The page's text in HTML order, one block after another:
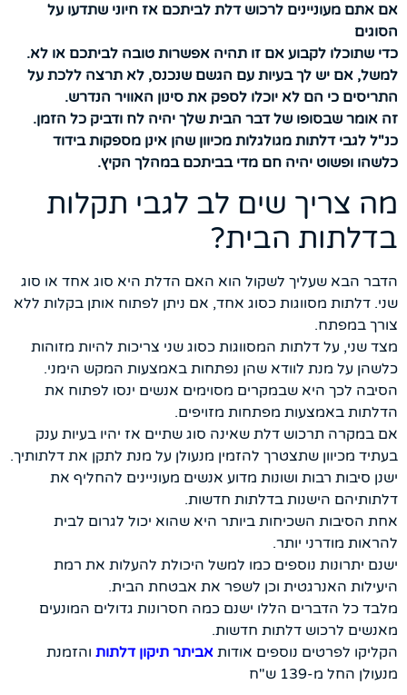
אם אתם מעוניינים לרכוש דלת לביתכם אז חיוני שתדעו על
הסוגים
כדי שתוכלו לקבוע אם זו תהיה אפשרות טובה לביתכם או לא.
למשל, אם יש לך בעיות עם הגשם שנכנס, לא תרצה ללכת על
התריסים כי הם לא יוכלו לספק את סינון האוויר הנדרש.
זה אומר שבסופו של דבר הבית שלך יהיה לח ודביק כל הזמן.
כנ"ל לגבי דלתות מגולגלות מכיוון שהן אינן מספקות בידוד
כלשהו ופשוט יהיה חם מדי בביתכם במהלך הקיץ.
מה צריך שים לב לגבי תקלות
בדלתות הבית?
הדבר הבא שעליך לשקול הוא האם הדלת היא סוג אחד או סוג
שני. דלתות מסווגות כסוג אחד, אם ניתן לפתוח אותן בקלות ללא
צורך במפתח.
מצד שני, על דלתות המסווגות כסוג שני צריכות להיות מזוהות
כלשהן על מנת לוודא שהן נפתחות באמצעות המקש הימני.
הסיבה לכך היא שבמקרים מסוימים אנשים ינסו לפתוח את
הדלתות באמצעות מפתחות מזויפים.
אם במקרה תרכוש דלת שאינה סוג שתיים אז יהיו בעיות ענק
בעתיד מכיוון שתצטרך להזמין מנעולן על מנת לתקן את דלתותיך.
ישנן סיבות רבות ושונות מדוע אנשים מעוניינים להחליף את
דלתותיהם הישנות בדלתות חדשות.
אחת הסיבות השכיחות ביותר היא שהוא יכול לגרום לבית
להראות מודרני יותר.
ישנם יתרונות נוספים כמו למשל היכולת להעלות את רמת
היעילות האנרגטית וכן לשפר את אבטחת הבית.
מלבד כל הדברים הללו ישנם כמה חסרונות גדולים המונעים
מאנשים לרכוש דלתות חדשות.
הקליקו לפרטים נוספים אודות אביתר תיקון דלתות והזמנת
מנעולן החל מ-139 ש"ח